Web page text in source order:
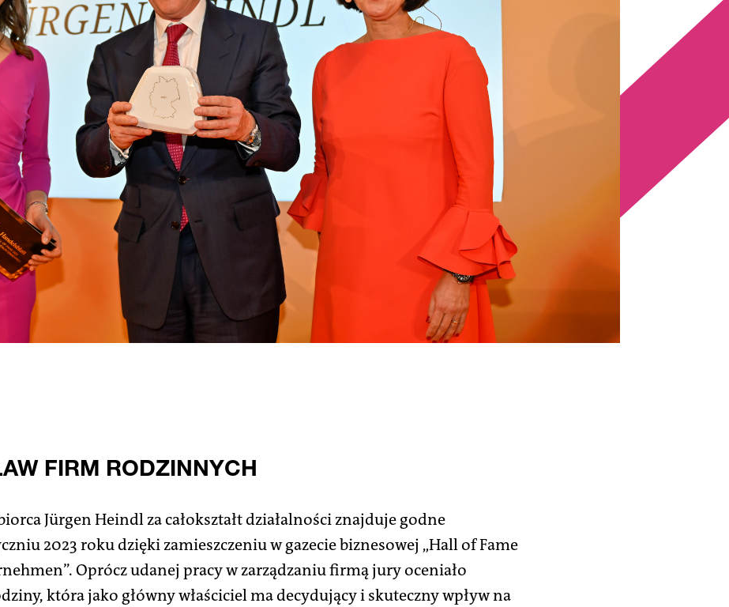
FIRM RODZINNYCH
Jürgen Heindl za całokształt działalności znajduje godne
2023 roku dzięki zamieszczeniu w gazecie biznesowej „Hall of Fame
Oprócz udanej pracy w zarządzaniu firmą jury oceniało
która jako główny właściciel ma decydujący i skuteczny wpływ na